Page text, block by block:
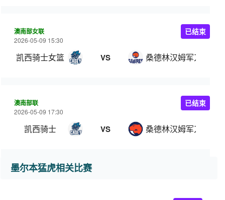
澳南部女联
2026-05-09 15:30
凯西骑士女篮 VS 桑德林汉姆军刀女篮
已结束
澳南部联
2026-05-09 17:30
凯西骑士 VS 桑德林汉姆军刀
已结束
墨尔本猛虎相关比赛